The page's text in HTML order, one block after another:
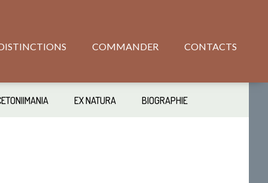
COMMANDER CONTACTS
EX NATURA BIOGRAPHIE